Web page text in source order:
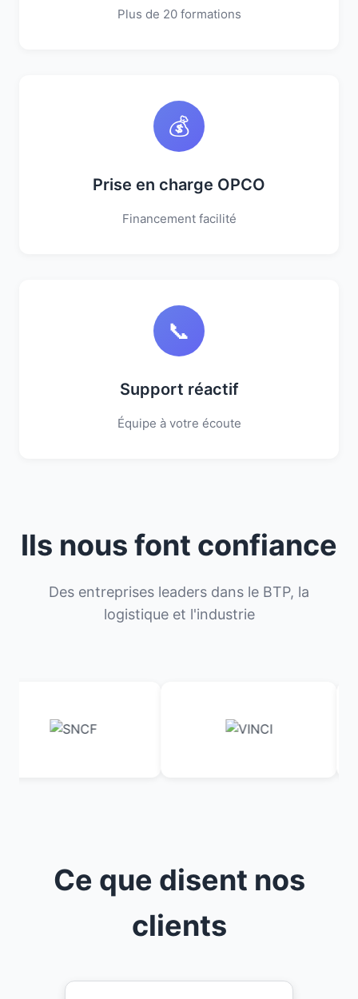
Plus de 20 formations
💰
Prise en charge OPCO
Financement facilité
📞
Support réactif
Équipe à votre écoute
Ils nous font confiance
Des entreprises leaders dans le BTP, la
logistique et l'industrie
Ce que disent nos
clients